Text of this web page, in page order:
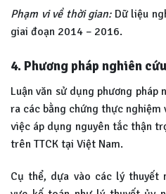
Phạm vi về thời gian:Dữ liệu
giai đoạn 2014 – 2016.
4. Phương pháp nghiên cứu
Luận văn sử dụng phương
ra các bằng chứng thực nghiệm
việc áp dụng nguyên tắc thận
trên TTCK tại Việt Nam.
Cụ thể, dựa vào các lý thuyết